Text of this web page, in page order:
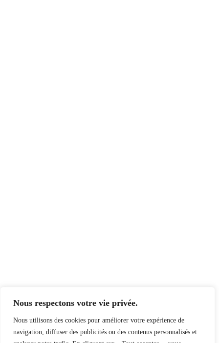
Nous respectons votre vie privée.
Nous utilisons des cookies pour améliorer votre expérience de
navigation, diffuser des publicités ou des contenus personnalisés et